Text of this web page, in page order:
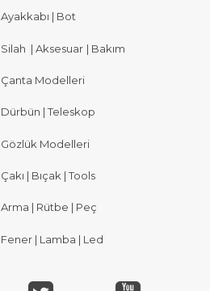
Ayakkabı | Bot
Silah | Aksesuar | Bakım
Çanta Modelleri
Dürbün | Teleskop
Gözlük Modelleri
Çakı | Bıçak | Tools
Arma | Rütbe | Peç
Fener | Lamba | Led